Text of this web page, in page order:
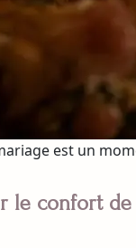
est un
le confort